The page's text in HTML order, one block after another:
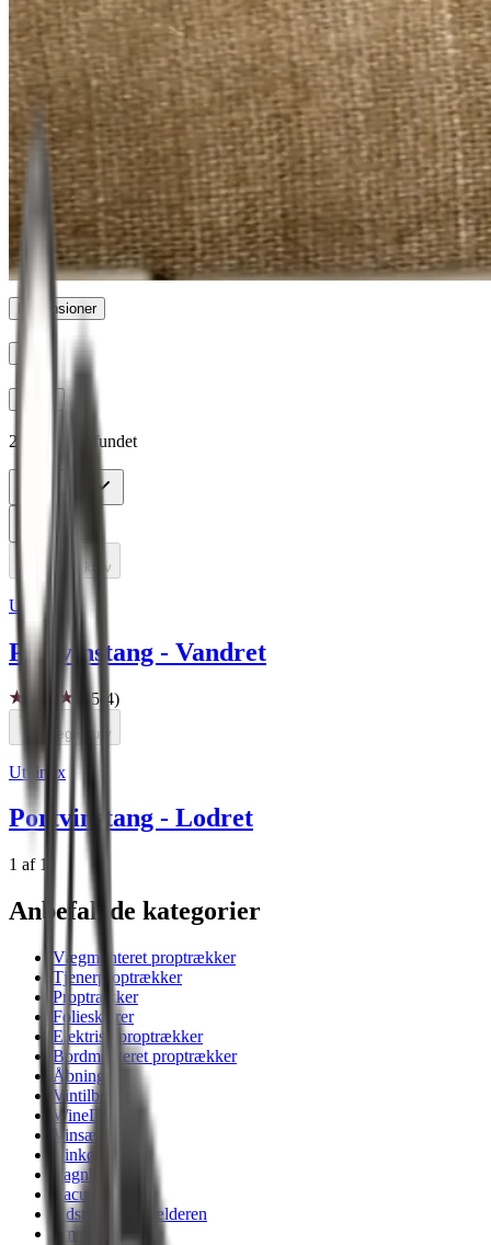
Portvinstang
ÅbningProptrækkerTjenerproptrækkerElektrisk
proptrækkerBordmonteret proptrækkerFolieskærerPortvinstang
Dimensioner
2 produkter fundet
Læg i kurv
Utilinox
Portvinstang - Vandret
5 (4)
Læg i kurv
Utilinox
Portvinstang - Lodret
1 af 1
Anbefalede kategorier
Vægmonteret proptrækker
Tjenerproptrækker
Proptrækker
Folieskærer
Elektrisk proptrækker
Bordmonteret proptrækker
Åbning
Vintilbehør
WineDec
Vinsæt
Vinkølere
Vagnbys
Vacu Vin
Udstyr til vinkælderen
Smagning